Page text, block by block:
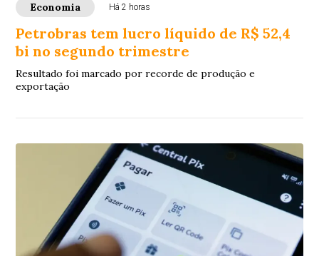
Economia Há 2 horas
Petrobras tem lucro líquido de R$ 52,4
bi no segundo trimestre
Resultado foi marcado por recorde de produção e
exportação